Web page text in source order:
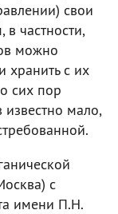
свои
частности,
можно
хранить с их
сих пор
известно мало,
с
имени П.Н.